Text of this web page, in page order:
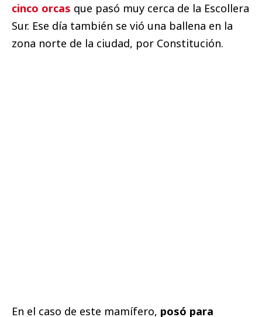
cinco orcas que pasó muy cerca de la Escollera
Sur. Ese día también se vió una ballena en la
zona norte de la ciudad, por Constitución.
En el caso de este mamífero, posó para